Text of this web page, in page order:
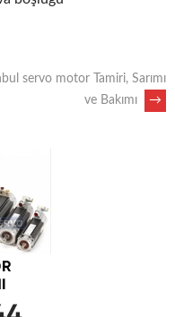
servo motor Tamiri, Sarımı
ve Bakımı
→